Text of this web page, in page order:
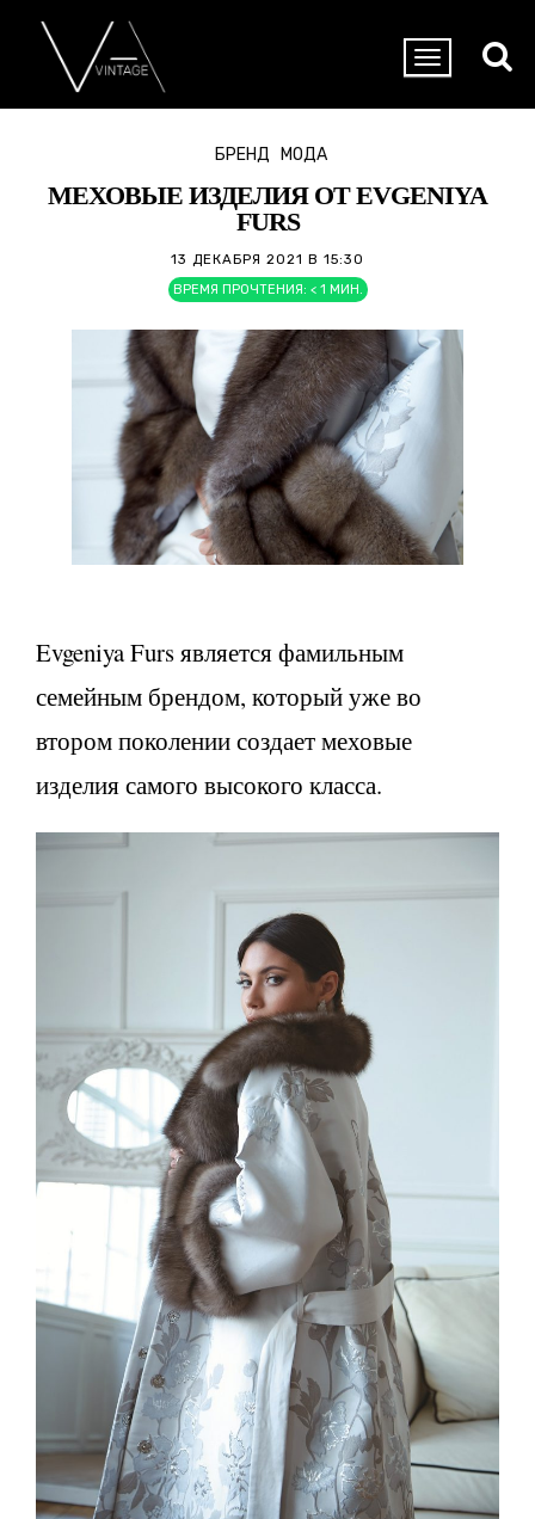
БРЕНД МОДА
МЕХОВЫЕ ИЗДЕЛИЯ ОТ EVGENIYA
FURS
13 ДЕКАБРЯ 2021 В 15:30
ВРЕМЯ ПРОЧТЕНИЯ: < 1 МИН.
Evgeniya Furs является фамильным
семейным брендом, который уже во
втором поколении создает меховые
изделия самого высокого класса.